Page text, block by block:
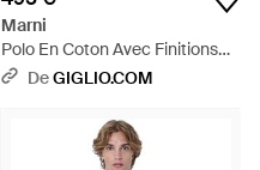
Marni
Polo En Coton Avec Finitions
Contrastantes Et Col Rayé -
DeGIGLIO.COM